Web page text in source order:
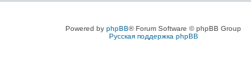
Powered by phpBB® Forum Software © phpBB Group
Русская поддержка phpBB